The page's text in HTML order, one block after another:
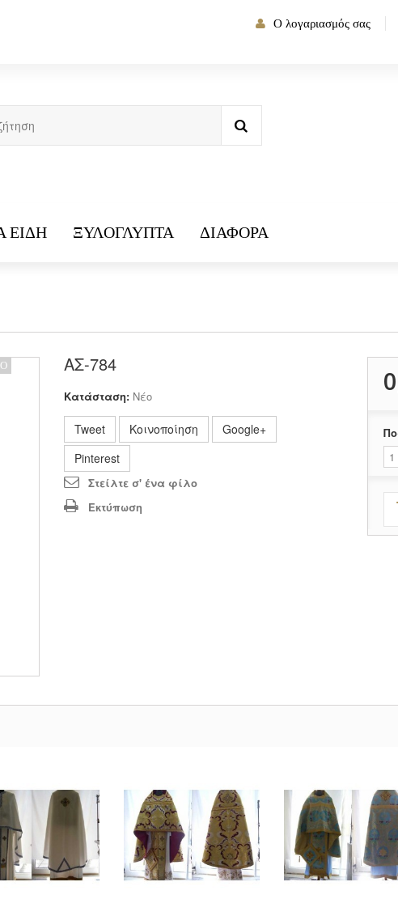
Ο λογαριασμός σας
ΕΊΔΗ ΞΥΛΌΓΛΥΠΤΑ ΔΙΆΦΟΡΑ
ΑΣ-784
Κατάσταση: Νέο
Tweet Κοινοποίηση
Google+
Pinterest
Στείλτε σ' ένα φίλο
Εκτύπωση